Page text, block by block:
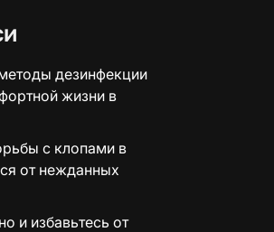
дезинфекции
жизни в
с клопами в
от нежданных
и избавьтесь от